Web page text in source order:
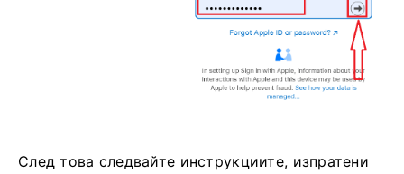
След това следвайте инструкциите, изпратени